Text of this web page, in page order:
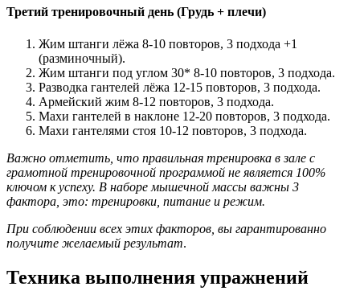
Третий тренировочный день (Грудь + плечи)
Жим штанги лёжа 8-10 повторов, 3 подхода +1
(разминочный).
Жим штанги под углом 30* 8-10 повторов, 3 подхода.
Разводка гантелей лёжа 12-15 повторов, 3 подхода.
Армейский жим 8-12 повторов, 3 подхода.
Махи гантелей в наклоне 12-20 повторов, 3 подхода.
Махи гантелями стоя 10-12 повторов, 3 подхода.
Важно отметить, что правильная тренировка в зале с
грамотной тренировочной программой не является 100%
ключом к успеху. В наборе мышечной массы важны 3
фактора, это: тренировки, питание и режим.
При соблюдении всех этих факторов, вы гарантированно
получите желаемый результат.
Техника выполнения упражнений